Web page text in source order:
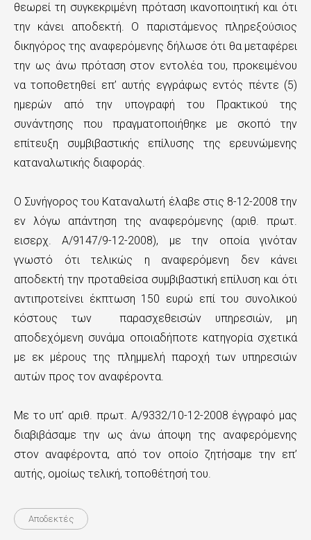
θεωρεί τη συγκεκριμένη πρόταση ικανοποιητική και ότι
την κάνει αποδεκτή. Ο παριστάμενος πληρεξούσιος
δικηγόρος της αναφερόμενης δήλωσε ότι θα μεταφέρει
την ως άνω πρόταση στον εντολέα του, προκειμένου
να τοποθετηθεί επ’ αυτής εγγράφως εντός πέντε (5)
ημερών από την υπογραφή του Πρακτικού της
συνάντησης που πραγματοποιήθηκε με σκοπό την
επίτευξη συμβιβαστικής επίλυσης της ερευνώμενης
καταναλωτικής διαφοράς.
Ο Συνήγορος του Καταναλωτή έλαβε στις 8-12-2008 την
εν λόγω απάντηση της αναφερόμενης (αριθ. πρωτ.
εισερχ. Α/9147/9-12-2008), με την οποία γινόταν
γνωστό ότι τελικώς η αναφερόμενη δεν κάνει
αποδεκτή την προταθείσα συμβιβαστική επίλυση και ότι
αντιπροτείνει έκπτωση 150 ευρώ επί του συνολικού
κόστους των παρασχεθεισών υπηρεσιών, μη
αποδεχόμενη συνάμα οποιαδήποτε κατηγορία σχετικά
με εκ μέρους της πλημμελή παροχή των υπηρεσιών
αυτών προς τον αναφέροντα.
Με το υπ’ αριθ. πρωτ. Α/9332/10-12-2008 έγγραφό μας
διαβιβάσαμε την ως άνω άποψη της αναφερόμενης
στον αναφέροντα, από τον οποίο ζητήσαμε την επ’
αυτής, ομοίως τελική, τοποθέτησή του.
Αποδεκτές